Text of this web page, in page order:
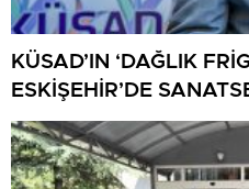
KÜSAD’IN ‘DAĞLIK
ESKİŞEHİR’DE
BULUŞUYOR